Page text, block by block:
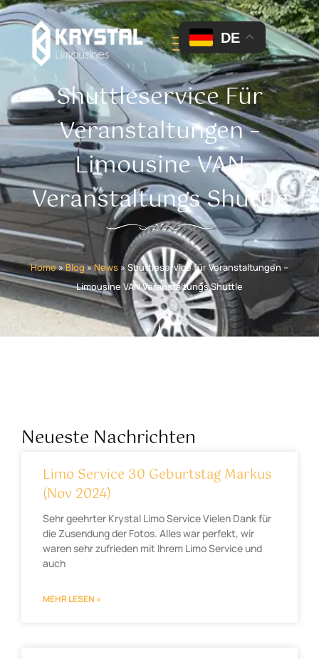
Shuttleservice Für
Veranstaltungen –
Limousine VAN
Veranstaltungs Shuttle
Home»Blog»News »Shuttleservice für Veranstaltungen –
Limousine VAN Veranstaltungs Shuttle
Neueste Nachrichten
Limo Service 30 Geburtstag Markus
(Nov 2024)
Sehr geehrter Krystal Limo Service Vielen Dank für
die Zusendung der Fotos. Alles war perfekt, wir
waren sehr zufrieden mit Ihrem Limo Service und
auch
MEHR LESEN »
DE